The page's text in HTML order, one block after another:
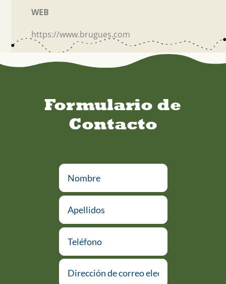
WEB
https://www.brugues.com
Formulario de
Contacto